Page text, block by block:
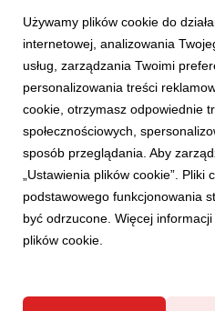
AKTUALNOŚCI
Modne, stylowe, ładne
Agata o różnych
produktów w nowej
12 czerwca 2026
Percepcja wysokiej ceny nie
rzeczywistością – szczególnie
tej znanej z życia sytuacji
Używamy plików cookie do
internetowej, analizowania
usług, zarządzania Twoimi
personalizowania treści
cookie, otrzymasz odpowiednie
społecznościowych,
sposób przeglądania. Aby
„Ustawienia plików cookie”.
podstawowego funkcjonowania
być odrzucone. Więcej
plików cookie.